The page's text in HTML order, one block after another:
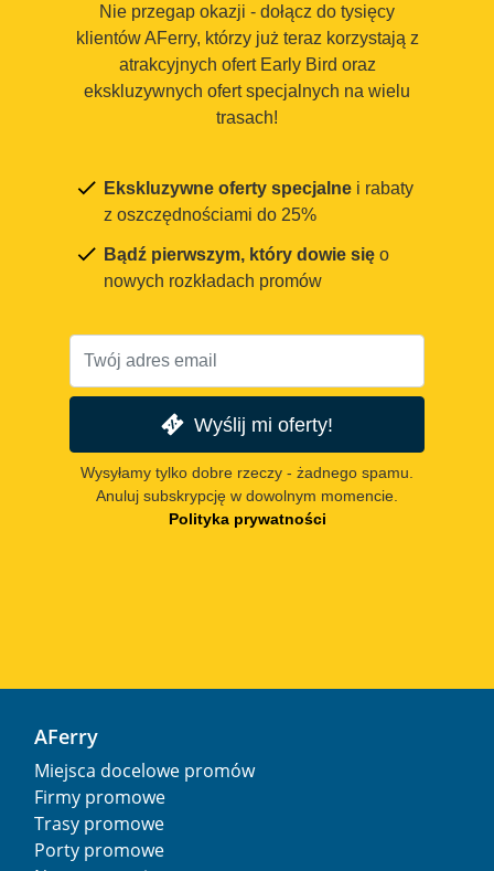
Nie przegap okazji - dołącz do tysięcy
klientów AFerry, którzy już teraz korzystają z
atrakcyjnych ofert Early Bird oraz
ekskluzywnych ofert specjalnych na wielu
trasach!
Ekskluzywne oferty specjalne i rabaty
z oszczędnościami do 25%
Bądź pierwszym, który dowie się o
nowych rozkładach promów
Wyślij mi oferty!
Wysyłamy tylko dobre rzeczy - żadnego spamu.
Anuluj subskrypcję w dowolnym momencie.
Polityka prywatności
AFerry
Miejsca docelowe promów
Firmy promowe
Trasy promowe
Porty promowe